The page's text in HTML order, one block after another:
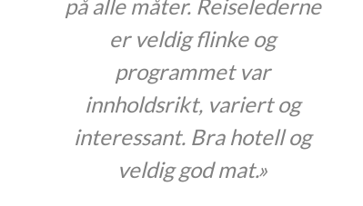
på alle måter. Reiselederne
er veldig flinke og
programmet var
innholdsrikt, variert og
interessant. Bra hotell og
veldig god mat.»